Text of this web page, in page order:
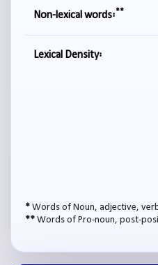
Non-lexical words:**
Lexical Density:
* Words of Noun, adjective,
** Words of Pro-noun, post-